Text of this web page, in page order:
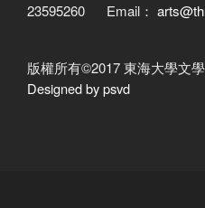
23595260 Email：
版權所有©2017 東海大學文
Designed by psvd